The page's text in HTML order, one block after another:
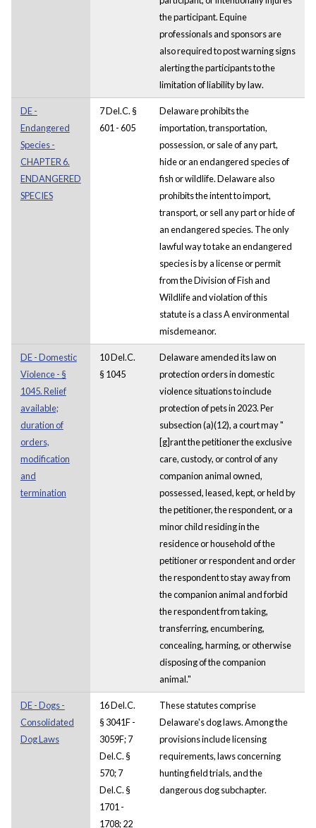
the participant. Equine
professionals and sponsors are
also required to post warning signs
alerting the participants to the
limitation of liability by law.
DE -
Endangered
Species -
CHAPTER 6.
ENDANGERED
SPECIES
7 Del.C. §
601 - 605
Delaware prohibits the
importation, transportation,
possession, or sale of any part,
hide or an endangered species of
fish or wildlife. Delaware also
prohibits the intent to import,
transport, or sell any part or hide of
an endangered species. The only
lawful way to take an endangered
species is by a license or permit
from the Division of Fish and
Wildlife and violation of this
statute is a class A environmental
misdemeanor.
DE - Domestic
Violence - §
1045. Relief
available;
duration of
orders,
modification
and
termination
10 Del.C.
§ 1045
Delaware amended its law on
protection orders in domestic
violence situations to include
protection of pets in 2023. Per
subsection (a)(12), a court may "
[g]rant the petitioner the exclusive
care, custody, or control of any
companion animal owned,
possessed, leased, kept, or held by
the petitioner, the respondent, or a
minor child residing in the
residence or household of the
petitioner or respondent and order
the respondent to stay away from
the companion animal and forbid
the respondent from taking,
transferring, encumbering,
concealing, harming, or otherwise
disposing of the companion
animal."
DE - Dogs -
Consolidated
Dog Laws
16 Del.C.
§ 3041F -
3059F; 7
Del.C. §
570; 7
Del.C. §
1701 -
1708; 22
These statutes comprise
Delaware's dog laws. Among the
provisions include licensing
requirements, laws concerning
hunting field trials, and the
dangerous dog subchapter.